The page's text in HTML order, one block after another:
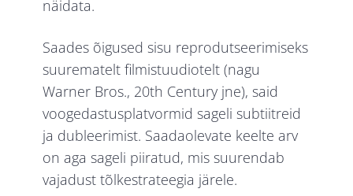
näidata.
Saades õigused sisu reprodutseerimiseks
suurematelt filmistuudiotelt (nagu
Warner Bros., 20th Century jne), said
voogedastusplatvormid sageli subtiitreid
ja dubleerimist. Saadaolevate keelte arv
on aga sageli piiratud, mis suurendab
vajadust tõlkestrateegia järele.